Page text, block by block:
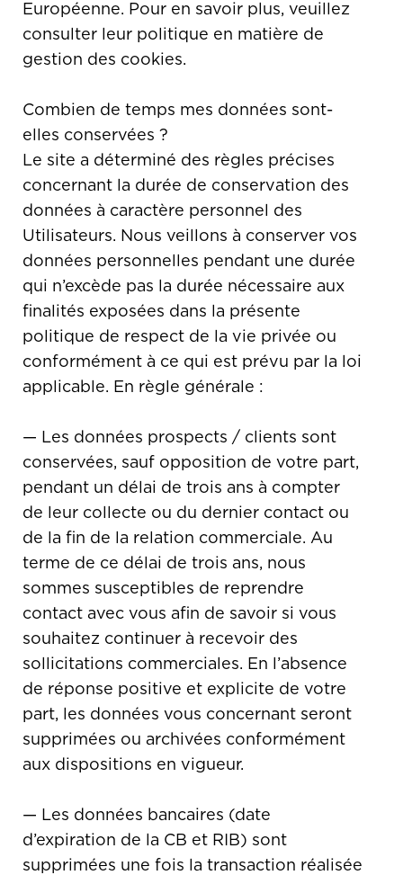
Européenne. Pour en savoir plus, veuillez
consulter leur politique en matière de
gestion des cookies.
Combien de temps mes données sont-
elles conservées ?
Le site a déterminé des règles précises
concernant la durée de conservation des
données à caractère personnel des
Utilisateurs. Nous veillons à conserver vos
données personnelles pendant une durée
qui n’excède pas la durée nécessaire aux
finalités exposées dans la présente
politique de respect de la vie privée ou
conformément à ce qui est prévu par la loi
applicable. En règle générale :
— Les données prospects / clients sont
conservées, sauf opposition de votre part,
pendant un délai de trois ans à compter
de leur collecte ou du dernier contact ou
de la fin de la relation commerciale. Au
terme de ce délai de trois ans, nous
sommes susceptibles de reprendre
contact avec vous afin de savoir si vous
souhaitez continuer à recevoir des
sollicitations commerciales. En l’absence
de réponse positive et explicite de votre
part, les données vous concernant seront
supprimées ou archivées conformément
aux dispositions en vigueur.
— Les données bancaires (date
d’expiration de la CB et RIB) sont
supprimées une fois la transaction réalisée